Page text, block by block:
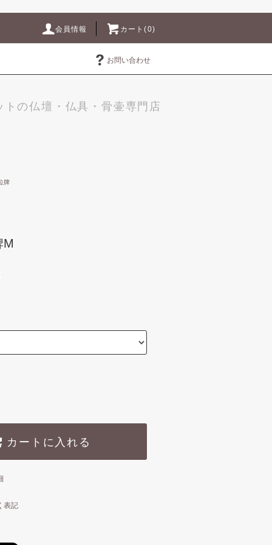
会員情報 カート(0)
お問い合わせ
トの仏壇・仏具・骨壷専門店
牌
M
カートに入れる
表記